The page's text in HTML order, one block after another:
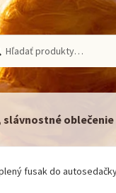
slávnostné oblečenie
fusak do